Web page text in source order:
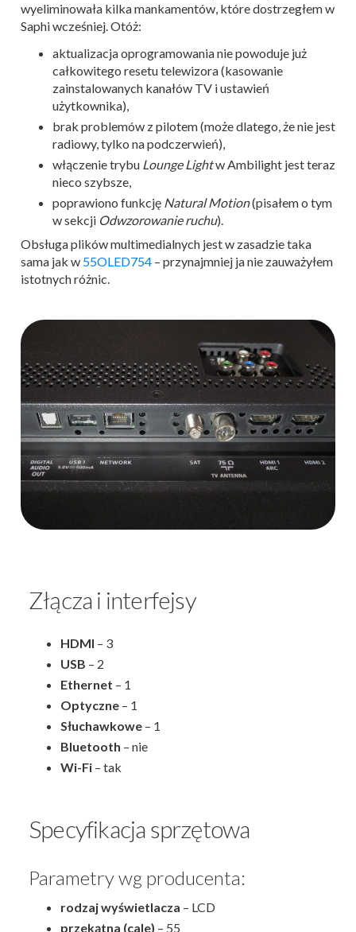
wyeliminowała kilka mankamentów, które dostrzegłem w
Saphi wcześniej. Otóż:
aktualizacja oprogramowania nie powoduje już
całkowitego resetu telewizora (kasowanie
zainstalowanych kanałów TV i ustawień
użytkownika),
brak problemów z pilotem (może dlatego, że nie jest
radiowy, tylko na podczerwień),
włączenie trybu Lounge Lightw Ambilight jest teraz
nieco szybsze,
poprawiono funkcję Natural Motion(pisałem o tym
w sekcji Odwzorowanie ruchu).
Obsługa plików multimedialnych jest w zasadzie taka
sama jak w 55OLED754 – przynajmniej ja nie zauważyłem
istotnych różnic.
Złącza i interfejsy
HDMI – 3
USB – 2
Ethernet – 1
Optyczne – 1
Słuchawkowe – 1
Bluetooth – nie
Wi-Fi – tak
Specyfikacja sprzętowa
Parametry wg producenta:
rodzaj wyświetlacza – LCD
przekątna (cale) – 55